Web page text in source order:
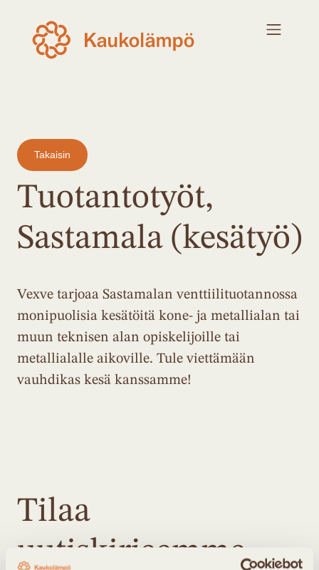
Takaisin
Tuotantotyöt,
Sastamala (kesätyö)
Vexve tarjoaa Sastamalan venttiilituotannossa
monipuolisia kesätöitä kone- ja metallialan tai
muun teknisen alan opiskelijoille tai
metallialalle aikoville. Tule viettämään
vauhdikas kesä kanssamme!
Tilaa
uutiskirjeemme